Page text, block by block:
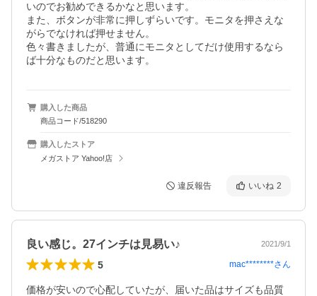
いのでお勧めできるかなと思います。
また、ボタンが非常に押しずらいです。モニタを押さえな
がらでなければ押せません。
色々書きましたが、普通にモニタとしてだけ使用するなら
ば十分なものだと思います。
購入した商品
商品コード/518290
購入したストア
メガストア Yahoo!店
違反報告 いいね 2
良い感じ。27インチは見易い♪ 2021/9/1
5 mac********さん
価格が安いので心配していたが、届いた品はサイズも品質